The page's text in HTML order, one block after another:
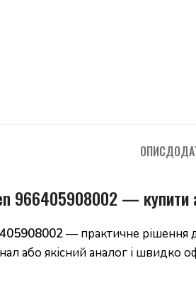
ОПИС
966405908002 — купити
— практичне рішення
або якісний аналог і швидко